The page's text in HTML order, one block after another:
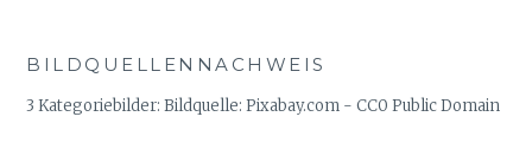
BILDQUELLENNACHWEIS
3 Kategoriebilder: Bildquelle: Pixabay.com - CC0 Public Domain